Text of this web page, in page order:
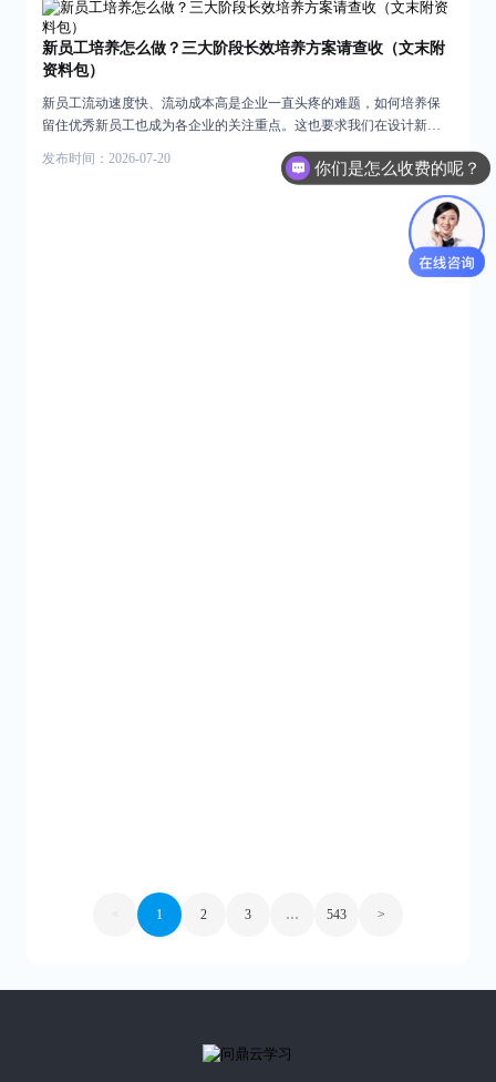
教。导师在新员工的培养中，扮演着师亦友的角色。很多导师自身非
常优秀，本身就具有榜样的作用。在工作经验、知识技能方面，导师
可以作为前辈，教会新员工很多知识，帮助其成长。此外，在生活方
面，导师也也可以成为我们的朋友，有生活中的沟通。 三是，导师的
隐性知识的传承。导师看待问题的角度及思维、解决问题的思路想
法、为人处世的态度式、想问题的思路等，都能让帮助新员工快速成
上，支持师徒双向互选，一对一辅导带教，自定义辅导流程，直击个
性化难点，任务随时跟踪，及时反馈辅导，帮助新员工快速复制岗位
新员工培养怎么做？三大阶段长效培养方案请查收（文末附
资料包）
新员工流动速度快、流动成本高是企业一直头疼的难题，如何培养保
留住优秀新员工也成为各企业的关注重点。这也要求我们在设计新员
工培训项目的时候，应当切合员工实际需求，让培训真正行之有效。
问鼎凭借三十年深耕企业培训领域的深厚经验，匠心打造出一套完备
的新员工培养方案，将新员工培养项目科学划分为三大阶段。以新员
工入职后的每一年为一个阶段，三大阶段环环相扣，通过3年的系统化
培育，让新员工深深扎根于企业，逐步达到关键管理岗位的任职要
求，成长为企业的中流砥柱。接下来，我们来看看三个阶段需要培训
发布时间：2026-07-20 728阅读
< 1 2 3 … 543 >
你们是怎么收费的呢？